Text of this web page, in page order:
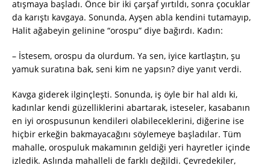
atışmaya başladı. Önce bir iki çarşaf yırtıldı, sonra çocuklar
da karıştı kavgaya. Sonunda, Ayşen abla kendini tutamayıp,
Halit ağabeyin gelinine “orospu” diye bağırdı. Kadın:
– İstesem, orospu da olurdum. Ya sen, iyice kartlaştın, şu
yamuk suratına bak, seni kim ne yapsın? diye yanıt verdi.
Kavga giderek ilginçleşti. Sonunda, iş öyle bir hal aldı ki,
kadınlar kendi güzelliklerini abartarak, isteseler, kasabanın
en iyi orospusunun kendileri olabileceklerini, diğerine ise
hiçbir erkeğin bakmayacağını söylemeye başladılar. Tüm
mahalle, orospuluk makamının geldiği yeri hayretler içinde
izledik. Aslında mahalleli de farklı değildi. Çevredekiler,